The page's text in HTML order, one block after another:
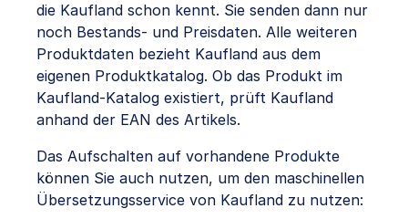
die Kaufland schon kennt. Sie senden dann nur
noch Bestands- und Preisdaten. Alle weiteren
Produktdaten bezieht Kaufland aus dem
eigenen Produktkatalog. Ob das Produkt im
Kaufland-Katalog existiert, prüft Kaufland
anhand der EAN des Artikels.
Das Aufschalten auf vorhandene Produkte
können Sie auch nutzen, um den maschinellen
Übersetzungsservice von Kaufland zu nutzen: